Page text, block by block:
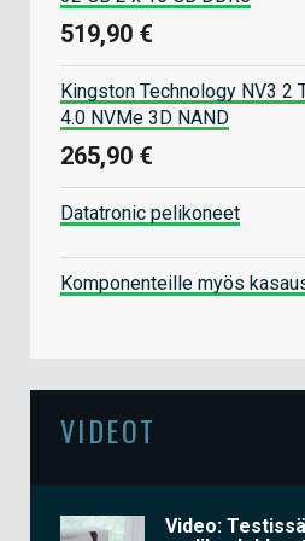
519,90 €
Kingston Technology NV3 2
4.0 NVMe 3D NAND
265,90 €
Datatronic pelikoneet
Komponenteille myös
VIDEOT
Video: